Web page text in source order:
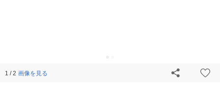
1 / 2 画像を見る